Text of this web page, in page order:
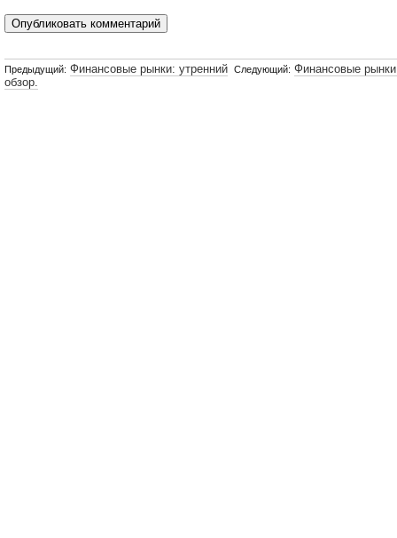
Предыдущий: Финансовые рынки: утренний
обзор.
Следующий: Финансовые